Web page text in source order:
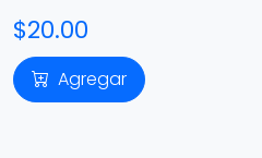
$20.00
Agregar